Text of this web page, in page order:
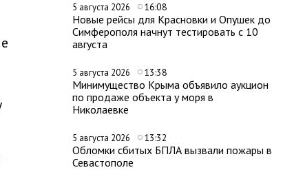
5 августа 2026 16:08
Новые рейсы для Красновки и Опушек до
Симферополя начнут тестировать с 10
августа
5 августа 2026 13:38
Минимущество Крыма объявило аукцион
по продаже объекта у моря в
Николаевке
5 августа 2026 13:32
Обломки сбитых БПЛА вызвали пожары в
Севастополе